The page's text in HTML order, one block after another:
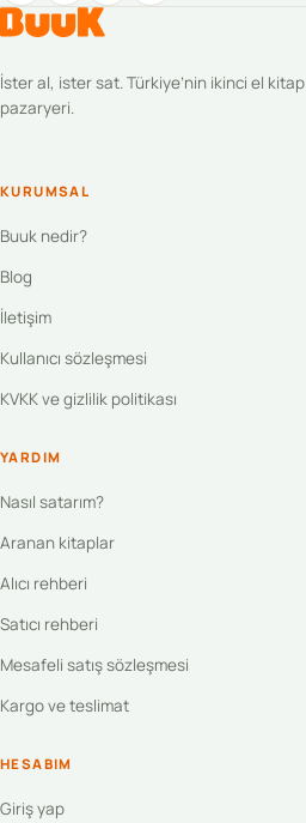
İster al, ister sat. Türkiye’nin ikinci el kitap
pazaryeri.
KURUMSAL
Buuk nedir?
Blog
İletişim
Kullanıcı sözleşmesi
KVKK ve gizlilik politikası
YARDIM
Nasıl satarım?
Aranan kitaplar
Alıcı rehberi
Satıcı rehberi
Mesafeli satış sözleşmesi
Kargo ve teslimat
HESABIM
Giriş yap